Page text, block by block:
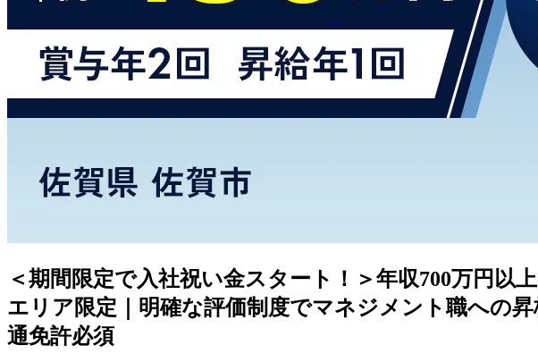
＜期間限定で入社祝い金スタート！＞年収700万円以
エリア限定｜明確な評価制度でマネジメント職への
通免許必須